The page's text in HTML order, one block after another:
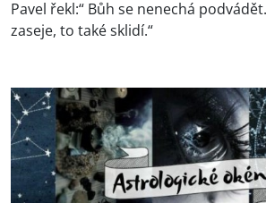
Pavel řekl:“ Bůh se nenechá
zaseje, to také sklidí.“